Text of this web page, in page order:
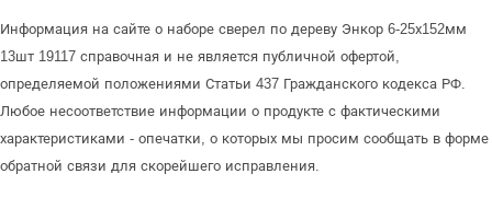
Информация на сайте о наборе сверел по дереву Энкор 6-25х152мм
13шт 19117 справочная и не является публичной офертой,
определяемой положениями Статьи 437 Гражданского кодекса РФ.
Любое несоответствие информации о продукте с фактическими
характеристиками - опечатки, о которых мы просим сообщать в форме
обратной связи для скорейшего исправления.